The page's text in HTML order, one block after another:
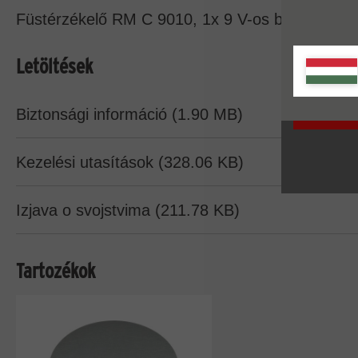
Füstérzékelő RM C 9010, 1x 9 V-os blokkelem,
Letöltések
Biztonsági információ (1.90 MB)
Kezelési utasítások (328.06 KB)
Izjava o svojstvima (211.78 KB)
Tartozékok